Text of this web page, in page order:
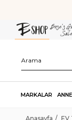
MARKALAR
Anasayfa EV